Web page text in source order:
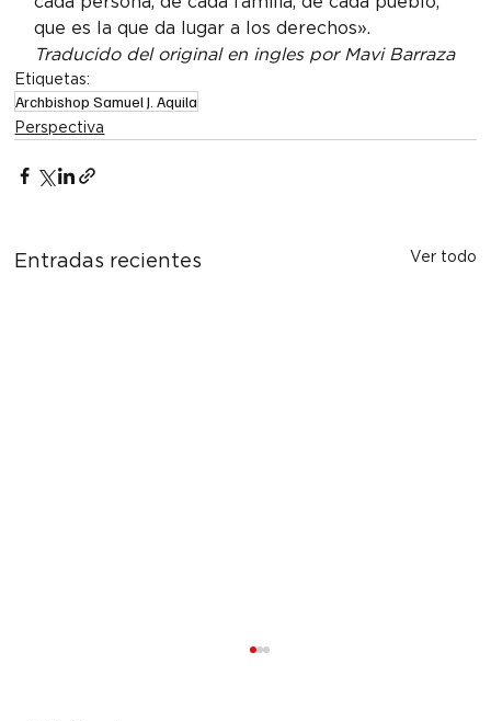
que es la que da lugar a los derechos».
Traducido del original en ingles por Mavi Barraza
Etiquetas:
Archbishop Samuel J. Aquila
Perspectiva
Entradas recientes Ver todo